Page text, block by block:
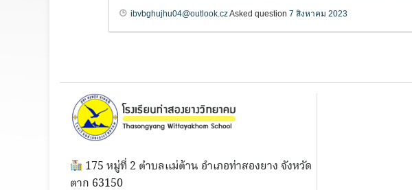
ibvbghujhu04@outlook.czAsked question 7 สิงหาคม 2023
175 หมู่ที่ 2 ตำบลแม่ต้าน อำเภอท่าสองยาง จังหวัด
ตาก 63150